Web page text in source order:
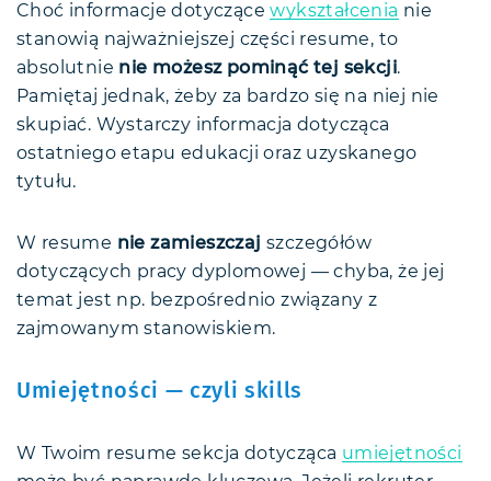
Choć informacje dotyczącewykształcenia nie
stanowią najważniejszej części resume, to
absolutnie nie możesz pominąć tej sekcji.
Pamiętaj jednak, żeby za bardzo się na niej nie
skupiać. Wystarczy informacja dotycząca
ostatniego etapu edukacji oraz uzyskanego
tytułu.
W resume nie zamieszczaj szczegółów
dotyczących pracy dyplomowej — chyba, że jej
temat jest np. bezpośrednio związany z
zajmowanym stanowiskiem.
Umiejętności — czyli skills
W Twoim resume sekcja dotycząca umiejętności